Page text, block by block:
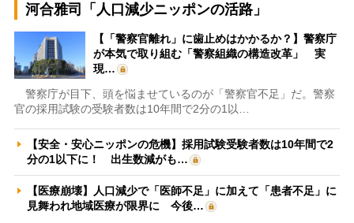
河合雅司「人口減少ニッポンの活路」
【「警察官離れ」に歯止めはかかるか？】警察庁
が本気で取り組む「警察組織の構造改革」 実
現…
警察庁が目下、頭を悩ませているのが「警察官不足」だ。警察
官の採用試験の受験者数は10年間で2分の1以…
【安全・安心ニッポンの危機】採用試験受験者数は10年間で2
分の1以下に！ 出生数減がも…
【医療崩壊】人口減少で「医師不足」に加えて「患者不足」に
見舞われ地域医療が限界に 今後…